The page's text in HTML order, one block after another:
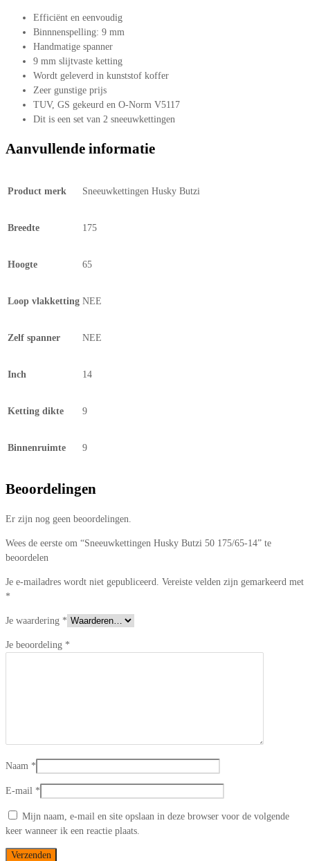
Efficiënt en eenvoudig
Binnnenspelling: 9 mm
Handmatige spanner
9 mm slijtvaste ketting
Wordt geleverd in kunststof koffer
Zeer gunstige prijs
TUV, GS gekeurd en O-Norm V5117
Dit is een set van 2 sneeuwkettingen
Aanvullende informatie
Product merk Sneeuwkettingen Husky Butzi
Breedte 175
Hoogte 65
Loop vlakketting NEE
Zelf spanner NEE
Inch 14
Ketting dikte 9
Binnenruimte 9
Beoordelingen
Er zijn nog geen beoordelingen.
Wees de eerste om “Sneeuwkettingen Husky Butzi 50 175/65-14” te
beoordelen
Je e-mailadres wordt niet gepubliceerd. Vereiste velden zijn gemarkeerd met
*
Je waardering *
Je beoordeling *
Naam *
E-mail *
Mijn naam, e-mail en site opslaan in deze browser voor de volgende
keer wanneer ik een reactie plaats.